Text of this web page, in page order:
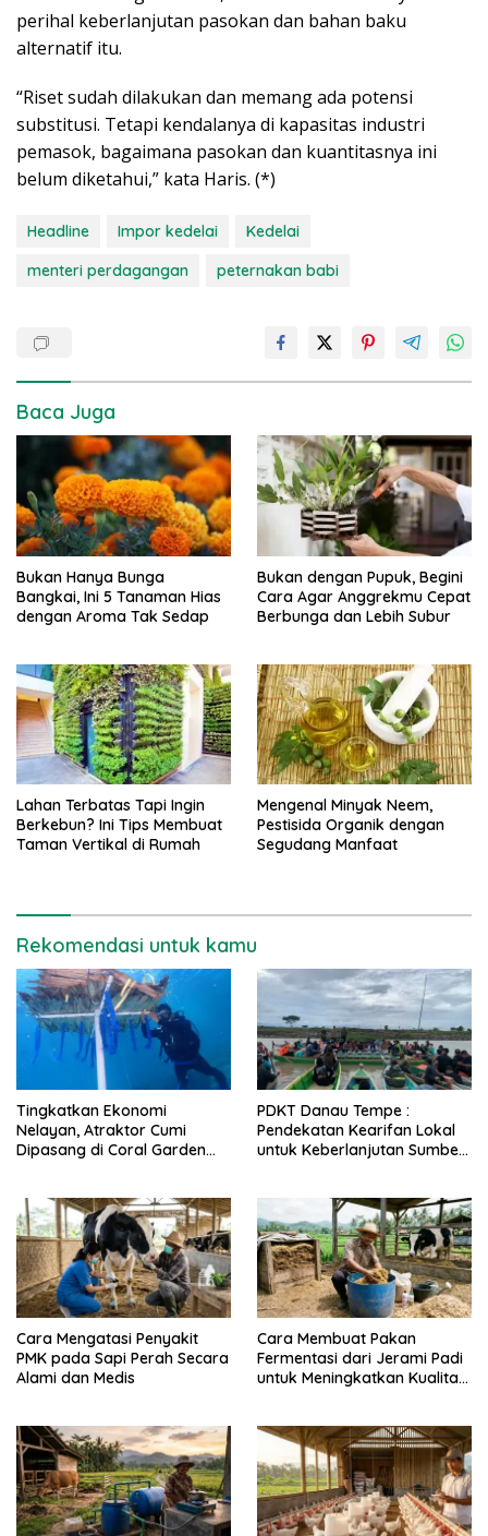
perihal keberlanjutan pasokan dan bahan baku
alternatif itu.
“Riset sudah dilakukan dan memang ada potensi
substitusi. Tetapi kendalanya di kapasitas industri
pemasok, bagaimana pasokan dan kuantitasnya ini
belum diketahui,” kata Haris. (*)
Headline Impor kedelai
Kedelai
menteri perdagangan
peternakan babi
Baca Juga
Bukan Hanya Bunga
Bangkai, Ini 5 Tanaman Hias
dengan Aroma Tak Sedap
Bukan dengan Pupuk, Begini
Cara Agar Anggrekmu Cepat
Berbunga dan Lebih Subur
Lahan Terbatas Tapi Ingin
Berkebun? Ini Tips Membuat
Taman Vertikal di Rumah
Mengenal Minyak Neem,
Pestisida Organik dengan
Segudang Manfaat
Rekomendasi untuk kamu
Tingkatkan Ekonomi
Nelayan, Atraktor Cumi
Dipasang di Coral Garden
PDKT Danau Tempe :
Pendekatan Kearifan Lokal
untuk Keberlanjutan Sumber
Cara Mengatasi Penyakit
PMK pada Sapi Perah Secara
Alami dan Medis
Cara Membuat Pakan
Fermentasi dari Jerami Padi
untuk Meningkatkan Kualitas